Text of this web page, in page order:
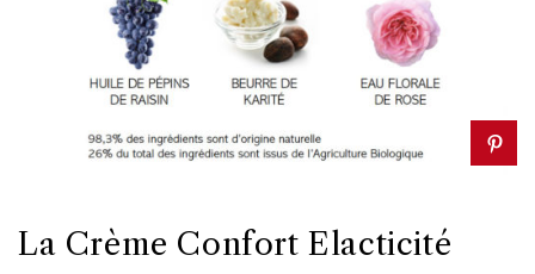
La Crème Confort Elacticité